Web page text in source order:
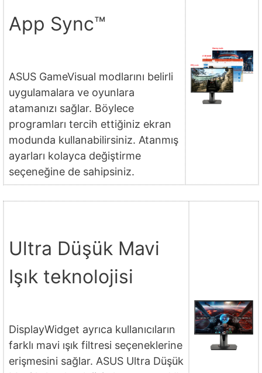
App Sync™
ASUS GameVisual modlarını belirli
uygulamalara ve oyunlara
atamanızı sağlar. Böylece
programları tercih ettiğiniz ekran
modunda kullanabilirsiniz. Atanmış
ayarları kolayca değiştirme
seçeneğine de sahipsiniz.
Ultra Düşük Mavi
Işık teknolojisi
DisplayWidget ayrıca kullanıcıların
farklı mavi ışık filtresi seçeneklerine
erişmesini sağlar. ASUS Ultra Düşük